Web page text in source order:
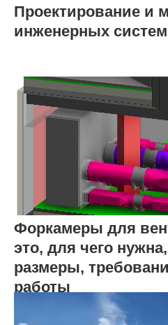
Проектирование и
инженерных
Форкамеры для
это, для чего
размеры,
работы